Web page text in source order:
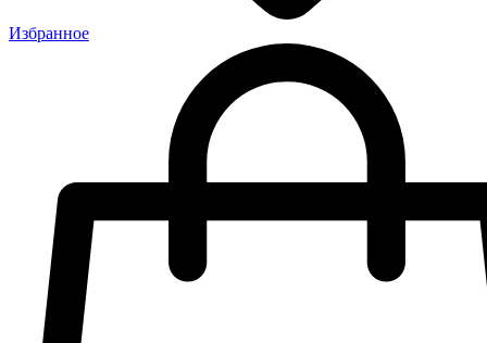
Избранное